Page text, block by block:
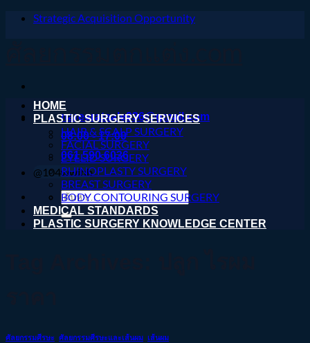
ข้าม
Strategic Acquisition Opportunity
nareeratsale936@gmail.com
08:00 - 17:00
061 590 6036
@104wwihb
ค้นหา:
HOME
PLASTIC SURGERY SERVICES
HAIR & SCALP SURGERY
FACIAL SURGERY
EYELID SURGERY
RHINOPLASTY SURGERY
BREAST SURGERY
BODY CONTOURING SURGERY
MEDICAL STANDARDS
PLASTIC SURGERY KNOWLEDGE CENTER
ศัลยกรรมศีรษะ ศัลยกรรมศีรษะและเส้นผม เส้นผม